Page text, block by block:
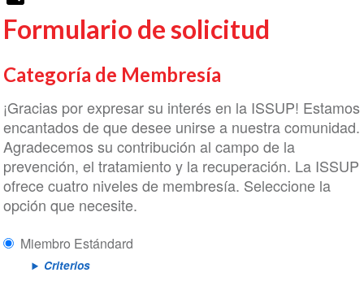
Formulario de solicitud
Categoría de Membresía
¡Gracias por expresar su interés en la ISSUP! Estamos
encantados de que desee unirse a nuestra comunidad.
Agradecemos su contribución al campo de la
prevención, el tratamiento y la recuperación. La ISSUP
ofrece cuatro niveles de membresía. Seleccione la
opción que necesite.
Miembro Estándard
Criterios